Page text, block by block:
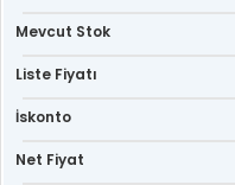
Mevcut Stok
Liste Fiyatı
İskonto
Net Fiyat